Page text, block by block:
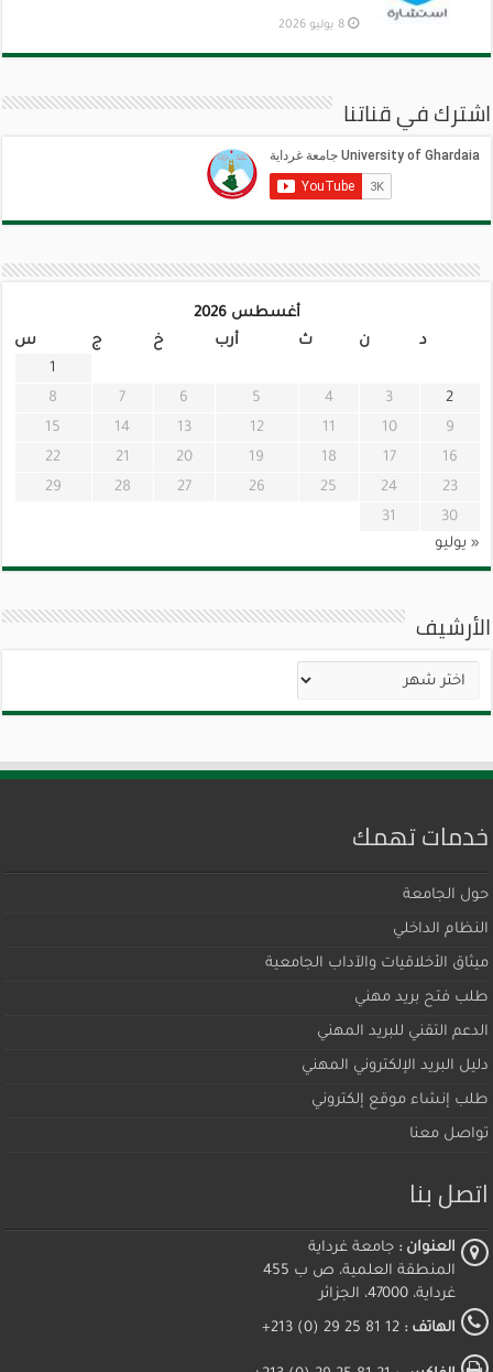
8 يوليو 2026
اشترك في قناتنا
أغسطس 2026
د
ن ث أرب خ ج
س
1
2
3
4
5
6
7
8
9
10
11
12
13
14
15
16
17
18
19
20
21
22
23
24
25
26
27
28
29
30
31
« يوليو
الأرشيف
الأرشيف
خدمات تهمك
حول الجامعة
النظام الداخلي
ميثاق اﻷخلاقيات والآداب الجامعية
طلب فتح بريد مهني
الدعم التقني للبريد المهني
دليل البريد الإلكتروني المهني
طلب إنشاء موقع إلكتروني
تواصل معنا
اتصل بنا
العنوان : جامعة غرداية
المنطقة العلمية، ص ب 455
غرداية، 47000، الجزائر
الهاتف : 12 81 25 29 (0) 213+